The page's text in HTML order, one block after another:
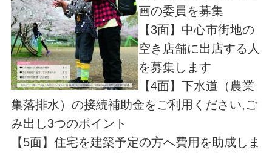
画の委員を募集
【3面】中心市街地の
空き店舗に出店する人
を募集します
【4面】下水道（農業
集落排水）の接続補助金をご利用ください,ご
み出し3つのポイント
【5面】住宅を建築予定の方へ費用を助成しま